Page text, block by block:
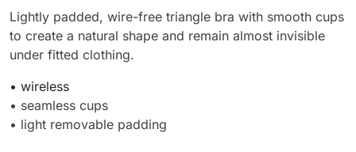
Lightly padded, wire-free triangle bra with smooth cups
to create a natural shape and remain almost invisible
under fitted clothing.
• wireless
• seamless cups
• light removable padding